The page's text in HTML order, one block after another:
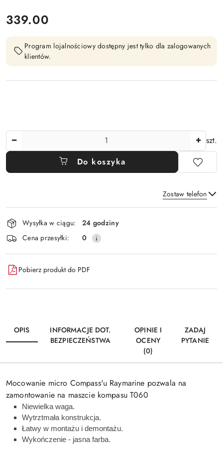
cena:
339.00
Program lojalnościowy dostępny jest tylko dla zalogowanych
klientów.
szt.
Do koszyka
Zostaw telefon
Wyślij
Dostępność
i
dostawa
Wysyłka w ciągu:
24 godziny
Cena przesyłki:
0
Pobierz produkt do PDF
OPIS
INFORMACJE DOT.
BEZPIECZEŃSTWA
OPINIE I
OCENY
(0)
ZADAJ
PYTANIE
Mocowanie micro Compass'u Raymarine pozwala na
zamontowanie na maszcie kompasu T060
Niewielka waga.
Wytrztmała konstrukcja.
Łatwy w montażu i demontażu.
Wykończenie - jasna farba.